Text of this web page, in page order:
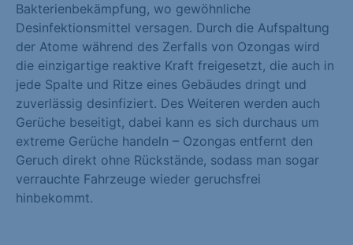
Bakterienbekämpfung, wo gewöhnliche
Desinfektionsmittel versagen. Durch die Aufspaltung
der Atome während des Zerfalls von Ozongas wird
die einzigartige reaktive Kraft freigesetzt, die auch in
jede Spalte und Ritze eines Gebäudes dringt und
zuverlässig desinfiziert. Des Weiteren werden auch
Gerüche beseitigt, dabei kann es sich durchaus um
extreme Gerüche handeln – Ozongas entfernt den
Geruch direkt ohne Rückstände, sodass man sogar
verrauchte Fahrzeuge wieder geruchsfrei
hinbekommt.
Cookie-Informationen anzeigen
Datenschutzerklärung Impressum